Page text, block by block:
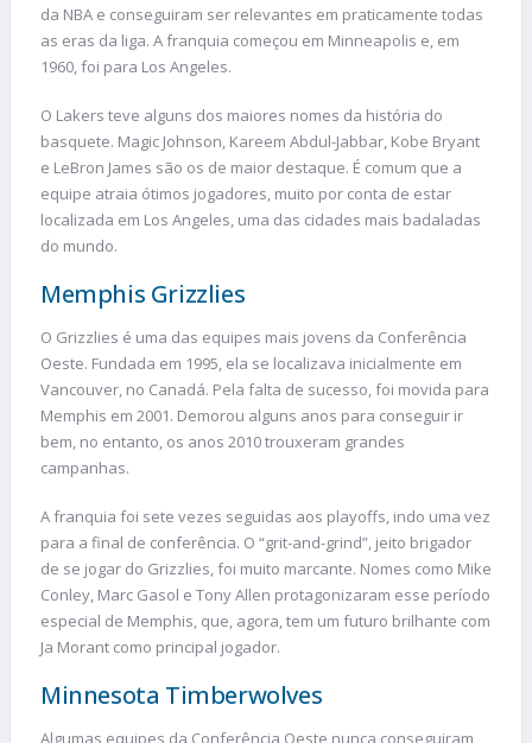
da NBA e conseguiram ser relevantes em praticamente todas
as eras da liga. A franquia começou em Minneapolis e, em
1960, foi para Los Angeles.
O Lakers teve alguns dos maiores nomes da história do
basquete. Magic Johnson, Kareem Abdul-Jabbar, Kobe Bryant
e LeBron James são os de maior destaque. É comum que a
equipe atraia ótimos jogadores, muito por conta de estar
localizada em Los Angeles, uma das cidades mais badaladas
do mundo.
Memphis Grizzlies
O Grizzlies é uma das equipes mais jovens da Conferência
Oeste. Fundada em 1995, ela se localizava inicialmente em
Vancouver, no Canadá. Pela falta de sucesso, foi movida para
Memphis em 2001. Demorou alguns anos para conseguir ir
bem, no entanto, os anos 2010 trouxeram grandes
campanhas.
A franquia foi sete vezes seguidas aos playoffs, indo uma vez
para a final de conferência. O “grit-and-grind”, jeito brigador
de se jogar do Grizzlies, foi muito marcante. Nomes como Mike
Conley, Marc Gasol e Tony Allen protagonizaram esse período
especial de Memphis, que, agora, tem um futuro brilhante com
Ja Morant como principal jogador.
Minnesota Timberwolves
Algumas equipes da Conferência Oeste nunca conseguiram